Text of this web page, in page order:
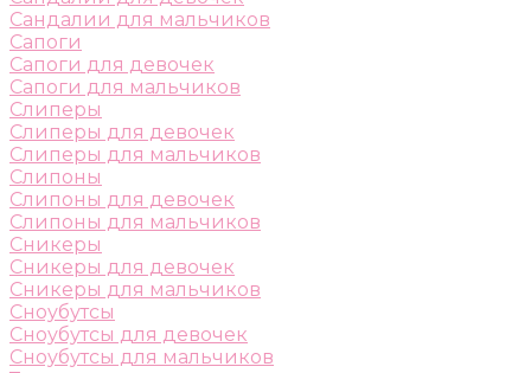
Сандалии для мальчиков
Сапоги
Сапоги для девочек
Сапоги для мальчиков
Слиперы
Слиперы для девочек
Слиперы для мальчиков
Слипоны
Слипоны для девочек
Слипоны для мальчиков
Сникеры
Сникеры для девочек
Сникеры для мальчиков
Сноубутсы
Сноубутсы для девочек
Сноубутсы для мальчиков